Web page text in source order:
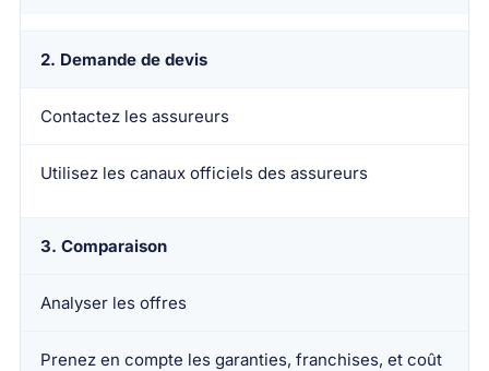
2. Demande de devis
Contactez les assureurs
Utilisez les canaux officiels des assureurs
3. Comparaison
Analyser les offres
Prenez en compte les garanties, franchises, et coût